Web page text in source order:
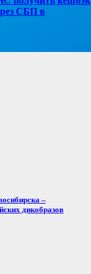
СБП в
–
дикобразов